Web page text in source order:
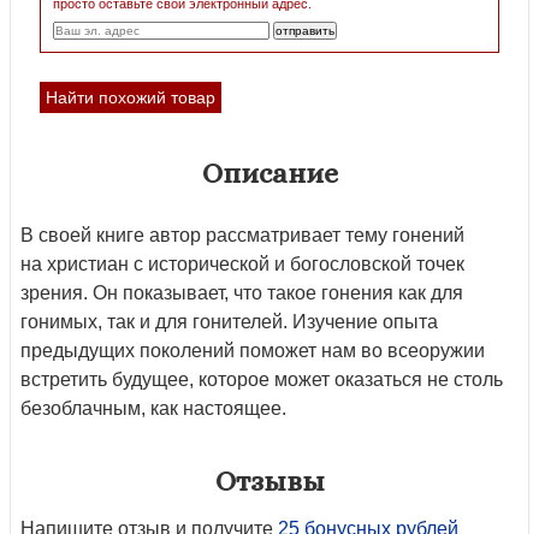
просто оставьте свой электронный адрес.
Найти похожий товар
Описание
В своей книге автор рассматривает тему гонений
на христиан с исторической и богословской точек
зрения. Он показывает, что такое гонения как для
гонимых, так и для гонителей. Изучение опыта
предыдущих поколений поможет нам во всеоружии
встретить будущее, которое может оказаться не столь
безоблачным, как настоящее.
Отзывы
Напишите отзыв и получите 25 бонусных рублей